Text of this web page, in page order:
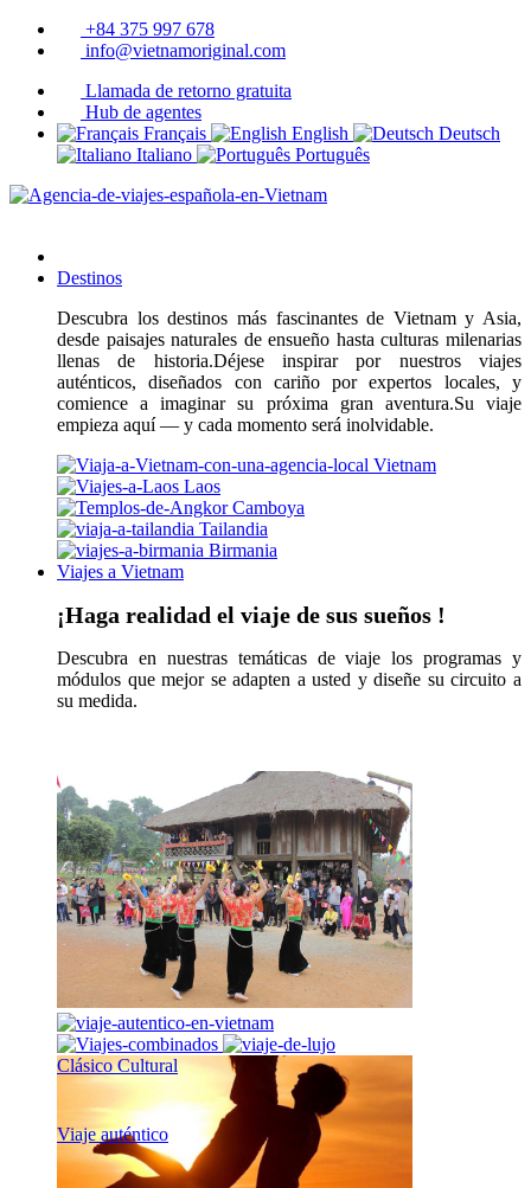
+84 375 997 678
info@vietnamoriginal.com
Llamada de retorno gratuita
Hub de agentes
Français
English
Deutsch
Italiano
Português
Destinos
Descubra los destinos más fascinantes de Vietnam y Asia,
desde paisajes naturales de ensueño hasta culturas milenarias
llenas de historia.Déjese inspirar por nuestros viajes
auténticos, diseñados con cariño por expertos locales, y
comience a imaginar su próxima gran aventura.Su viaje
empieza aquí — y cada momento será inolvidable.
Vietnam
Laos
Camboya
Tailandia
Birmania
Viajes a Vietnam
¡Haga realidad el viaje de sus sueños !
Descubra en nuestras temáticas de viaje los programas y
módulos que mejor se adapten a usted y diseñe su circuito a
su medida.
Clásico Cultural
Viaje auténtico